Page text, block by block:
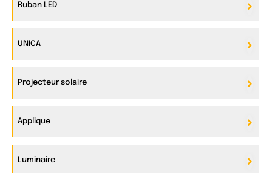
Ruban LED
UNICA
Projecteur solaire
Applique
Luminaire